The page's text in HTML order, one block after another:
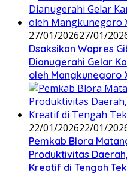
27/01/202627/01/
‎Dsaksikan Wapres
Dianugerahi Gelar
oleh Mangkunegoro
22/01/202622/01/
‎Pemkab Blora
Produktivitas
Kreatif di Tengah